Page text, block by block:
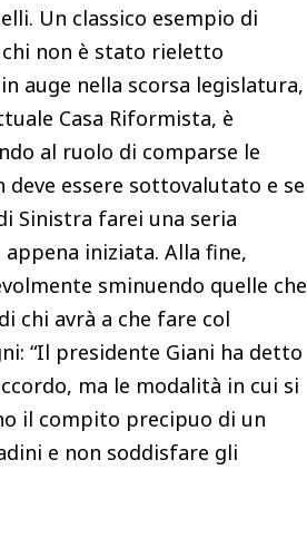
Un classico esempio di
non è stato rieletto
auge nella scorsa legislatura,
Casa Riformista, è
al ruolo di comparse le
essere sottovalutato e se
Sinistra farei una seria
iniziata. Alla fine,
sminuendo quelle che
chi avrà a che fare col
“Il presidente Giani ha detto
ma le modalità in cui si
il compito precipuo di un
e non soddisfare gli